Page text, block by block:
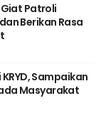
Patroli
Berikan Rasa
Sampaikan
Masyarakat